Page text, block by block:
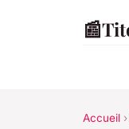
📰
Accueil ›